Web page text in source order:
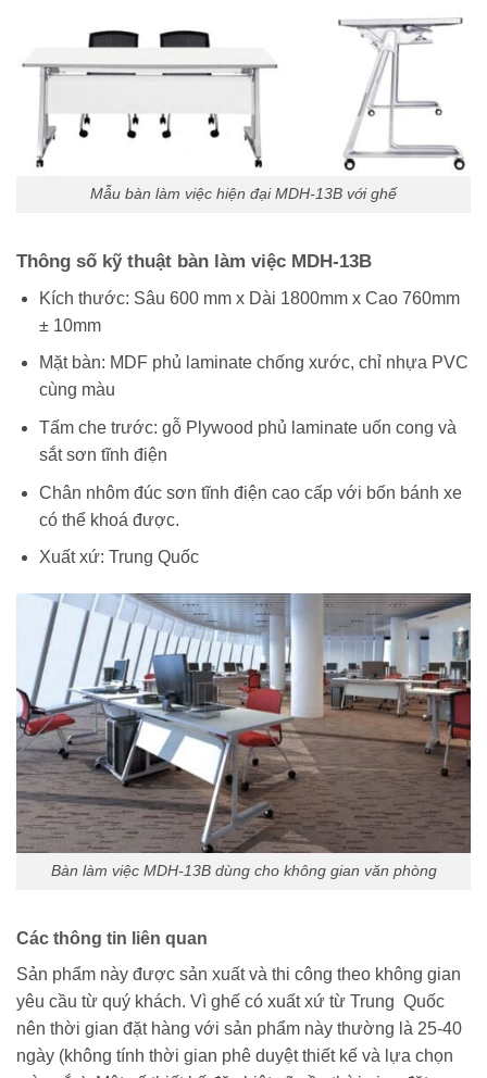
Mẫu bàn làm việc hiện đại MDH-13B với ghế
Thông số kỹ thuật bàn làm việc MDH-13B
Kích thước: Sâu 600 mm x Dài 1800mm x Cao 760mm
± 10mm
Mặt bàn: MDF phủ laminate chống xước, chỉ nhựa PVC
cùng màu
Tấm che trước: gỗ Plywood phủ laminate uốn cong và
sắt sơn tĩnh điện
Chân nhôm đúc sơn tĩnh điện cao cấp với bốn bánh xe
có thể khoá được.
Xuất xứ: Trung Quốc
Bàn làm việc MDH-13B dùng cho không gian văn phòng
Các thông tin liên quan
Sản phẩm này được sản xuất và thi công theo không gian
yêu cầu từ quý khách. Vì ghế có xuất xứ từ Trung Quốc
nên thời gian đặt hàng với sản phẩm này thường là 25-40
ngày (không tính thời gian phê duyệt thiết kế và lựa chọn